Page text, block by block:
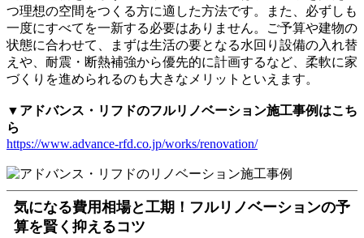
つ理想の空間をつくる方に適した方法です。また、必ずしも
一度にすべてを一新する必要はありません。ご予算や建物の
状態に合わせて、まずは生活の要となる水回り設備の入れ替
えや、耐震・断熱補強から優先的に計画するなど、柔軟に家
づくりを進められるのも大きなメリットといえます。
▼アドバンス・リフドのフルリノベーション施工事例はこち
ら
https://www.advance-rfd.co.jp/works/renovation/
気になる費用相場と工期！フルリノベーションの予
算を賢く抑えるコツ